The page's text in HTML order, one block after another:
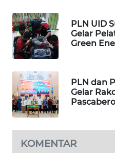
PLN UID
Gelar
Green
PLN dan
Gelar
KOMENTAR
LAPAK
WAHANA
Wahana
Network
KONSUMEN
LISTRIK
KELISTRIKAN